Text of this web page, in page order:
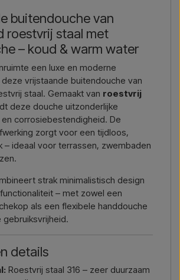
in welk artikel u geïnteresseerd bent
naar het artikel), en waar het
moet worden, dan ontvangt u een
via mail → Bel ons →
buitendouche van
roestvrij staal met
– koud & warm water
een luxe en moderne
vrijstaande buitendouche van
staal. Gemaakt van roestvrij
deze douche uitzonderlijke
corrosiebestendigheid. De
zorgt voor een tijdloos,
– ideaal voor terrassen, zwembaden
strak minimalistisch design
– met zowel een
als een flexibele handdouche
gebruiksvrijheid.
details
Roestvrij staal 316 – zeer duurzaam